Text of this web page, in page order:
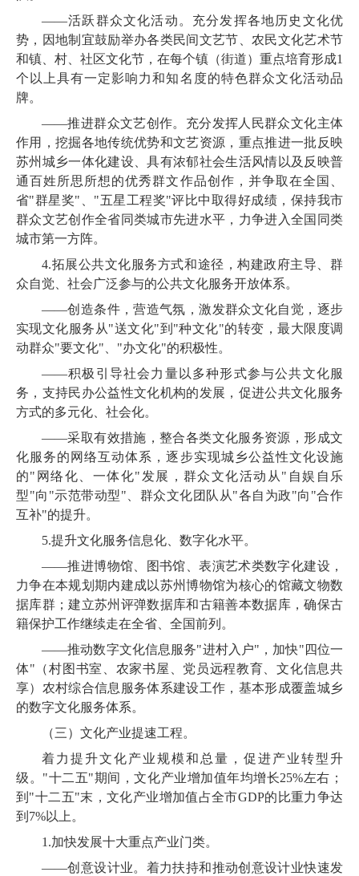
——活跃群众文化活动。充分发挥各地历史文化优
势，因地制宜鼓励举办各类民间文艺节、农民文化艺术节
和镇、村、社区文化节， 在每个镇（街道）重点培育形成1
个以上具有一定影响力和知名度的特色群众文化活动品
牌。
——推进群众文艺创作。充分发挥人民群众文化主体
作用，挖掘各地传统优势和文艺资源，重点推进一批反映
苏州城乡一体化建设、具有浓郁社会生活风情以及反映普
通百姓所思所想的优秀群文作品创作，并争取在全国、
省"群星奖"、"五星工程奖"评比中取得好成绩，保持我市
群众文艺创作全省同类城市先进水平，力争进入全国同类
城市第一方阵。
4.拓展公共文化服务方式和途径，构建政府主导、群
众自觉、社会广泛参与的公共文化服务开放体系。
——创造条件，营造气氛，激发群众文化自觉，逐步
实现文化服务从"送文化"到"种文化"的转变，最大限度调
动群众"要文化"、"办文化"的积极性。
——积极 引导社会力量以多种形式参与公共文化服
务，支持民办公益性文化机构的发展，促进公共文化服务
方式的多元化、社会化。
——采取有效措施，整合各类文化服务资源，形成文
化服务的网络互动体系，逐步实现城乡公益性文化设施
的"网络化、一体化"发展，群众文化活动从"自娱自乐
型"向"示范带动型"、群众文化团队从"各自为政"向"合作
互补"的提升。
5.提升文化服务信息化、数字化水平。
——推进博物馆、图书馆、表演艺术类数字化建设，
力争在本规划期内建成以苏州博物馆为核心的馆藏文物数
据库群；建立苏州评弹数据库和古籍善本数据库，确保古
籍保护工作继续走在全省、全国前列。
——推动数字文化信息服务"进村入户"，加快"四位一
体"（村图书室、农家书屋、党员远程教育、文化信息共
享）农村综合信息服务体系建设工作，基本形成覆盖城乡
的数字文化服务体系。
（三）文化产业提速工程。
着力提升文化产业规模和总量，促进产业转型升
级。"十二五"期间，文化产业增加值年均增长25%左右；
到"十二五"末，文化产业增加值占全市GDP的比重力争达
到 7%以上。
1.加快发展十大重点产业门类。
——创意设计业。着力扶持和推动创意设计业快速发